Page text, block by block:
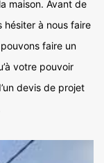
maison. Avant de
hésiter à nous faire
faire un
votre pouvoir
devis de projet